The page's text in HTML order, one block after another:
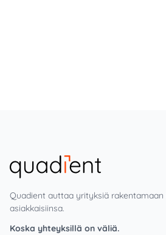
Quadient auttaa yrityksiä
asiakkaisiinsa.
Koska yhteyksillä on väliä.